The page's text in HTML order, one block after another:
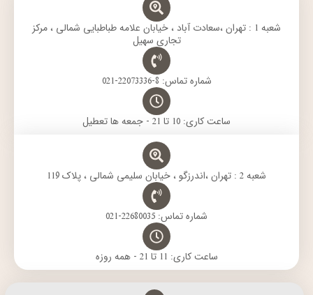
m
شعبه 1 : تهران ،سعادت آباد ، خیابان علامه طباطبایی شمالی ، مرکز
تجاری سهیل
شماره تماس: 8-22073336-021
ساعت کاری: 10 تا 21 - جمعه ها تعطیل
شعبه 2 : تهران ،اندرزگو ، خیابان سلیمی شمالی ، پلاک 119
شماره تماس: 22680035-021
ساعت کاری: 11 تا 21 - همه روزه